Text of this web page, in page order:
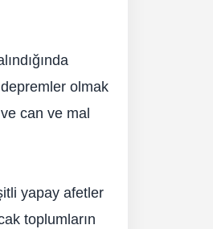
depremler olmak
can ve mal
yapay afetler
toplumların